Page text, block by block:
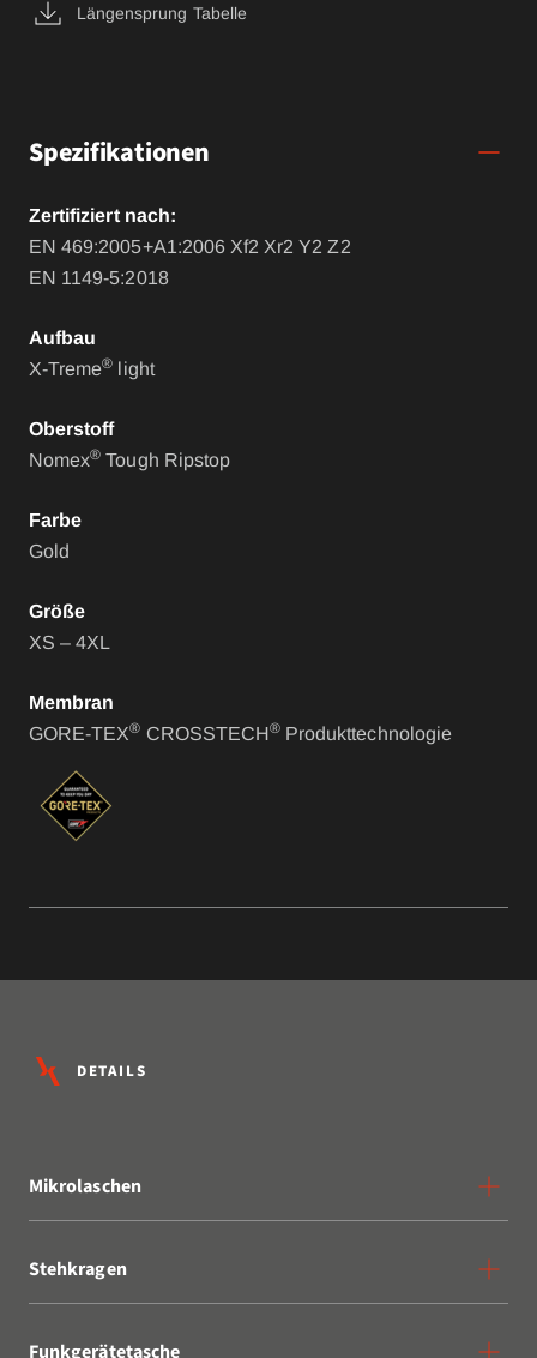
Längensprung Tabelle
Spezifikationen
Zertifiziert nach:
EN 469:2005+A1:2006 Xf2 Xr2 Y2 Z2
EN 1149-5:2018
Aufbau
X-Treme® light
Oberstoff
Nomex® Tough Ripstop
Farbe
Gold
Größe
XS – 4XL
Membran
GORE-TEX® CROSSTECH® Produkttechnologie
DETAILS
Mikrolaschen
Stehkragen
Funkgerätetasche